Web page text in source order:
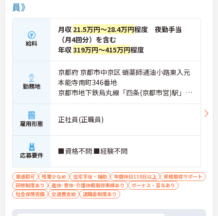
員》
給料
月収 21.5万円～28.4万円程度 夜勤手当
（月4回分）を含む
年収319万円～415万円程度
勤務地
京都府 京都市中京区 蛸薬師通油小路東入元
本能寺南町346番地
京都市地下鉄烏丸線「四条(京都市営)駅」徒
歩11分
雇用形態 正社員(正職員)
応募要件 ■資格不問 ■経験不問
車通勤可 残業少なめ 住宅手当・補助 年間休日110日以上
資格取得サポート
研修制度あり
産休･育休･介護休暇取得実績あり
ボーナス・賞与あり
社会保険完備
交通費支給 退職金制度あり